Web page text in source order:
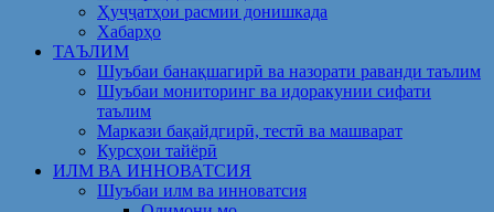
Ҳуҷҷатҳои расмии донишкада
Хабарҳо
ТАЪЛИМ
Шуъбаи банақшагирӣ ва назорати раванди таълим
Шуъбаи мониторинг ва идоракунии сифати
таълим
Маркази бақайдгирӣ, тестӣ ва машварат
Курсҳои тайёрӣ
ИЛМ ВА ИННОВАТСИЯ
Шуъбаи илм ва инноватсия